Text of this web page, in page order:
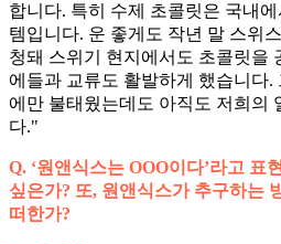
합니다. 특히 수제 초콜릿은 국내에
템입니다. 운 좋게도 작년 말 스위
청돼 스위기 현지에서도 초콜릿을
에들과 교류도 활발하게 했습니다.
에만 불태웠는데도 아직도 저희의
다."
Q. ‘원앤식스는 OOO이다’라고 표
싶은가? 또, 원앤식스가 추구하는
떠한가?